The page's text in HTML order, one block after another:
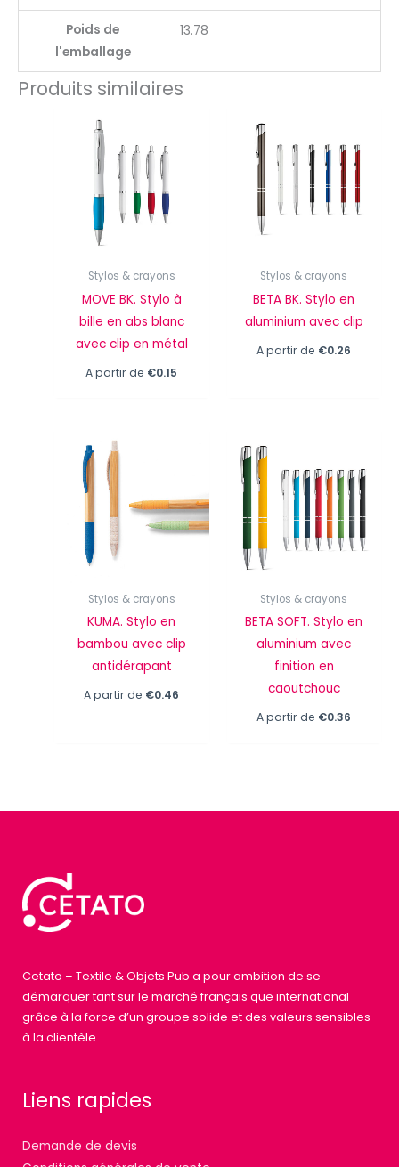
Poids de
l'emballage
13.78
Produits similaires
Stylos & crayons
MOVE BK. Stylo à
bille en abs blanc
avec clip en métal
A partir de €0.15
Stylos & crayons
BETA BK. Stylo en
aluminium avec clip
A partir de €0.26
Stylos & crayons
KUMA. Stylo en
bambou avec clip
antidérapant
A partir de €0.46
Stylos & crayons
BETA SOFT. Stylo en
aluminium avec
finition en
caoutchouc
A partir de €0.36
Cetato – Textile & Objets Pub a pour ambition de se
démarquer tant sur le marché français que international
grâce à la force d’un groupe solide et des valeurs sensibles
à la clientèle
Liens rapides
Demande de devis